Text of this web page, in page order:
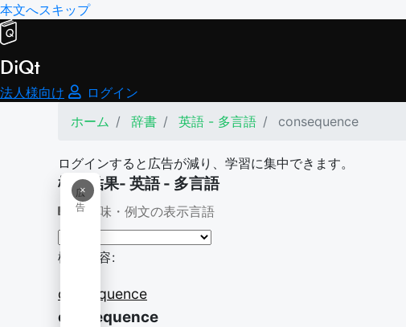
本文へスキップ
DiQt
法人様向け
ログイン
ホーム
辞書 英語 - 多言語 consequence
ログインすると広告が減り、学習に集中できます。
×
広
告
検索結果- 英語 - 多言語
意味・例文の表示言語
検索内容:
consequence
consequence